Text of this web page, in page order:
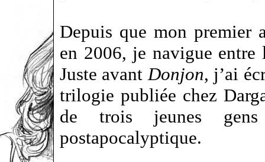
Depuis que mon premier
en 2006, je navigue entre
Juste avant Donjon, j’ai
trilogie publiée chez
de trois jeunes
postapocalyptique.